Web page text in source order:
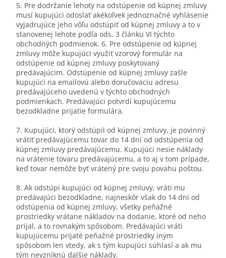
5. Pre dodržanie lehoty na odstúpenie od kúpnej zmluvy
musí kupujúci odoslať akékoľvek jednoznačné vyhlásenie
vyjadrujúce jeho vôľu odstúpiť od kúpnej zmluvy a to v
stanovenej lehote podľa ods. 3 článku VI týchto
obchodných podmienok. 6. Pre odstúpenie od kúpnej
zmluvy môže kupujúci využiť vzorový formulár na
odstúpenie od kúpnej zmluvy poskytovaný
predávajúcim. Odstúpenie od kúpnej zmluvy zašle
kupujúci na emailovú alebo doručovaciu adresu
predávajúceho uvedenú v týchto obchodných
podmienkach. Predávajúci potvrdí kupujúcemu
bezodkladne prijatie formulára.
7. Kupujúci, ktorý odstúpil od kúpnej zmluvy, je povinný
vrátiť predávajúcemu tovar do 14 dní od odstúpenia od
kúpnej zmluvy predávajúcemu. Kupujúci nesie náklady
na vrátenie tovaru predávajúcemu, a to aj v tom prípade,
keď tovar nemôže byť vrátený pre svoju povahu poštou.
8. Ak odstúpi kupujúci od kúpnej zmluvy, vráti mu
predávajúci bezodkladne, najneskôr však do 14 dní od
odstúpenia od kúpnej zmluvy, všetky peňažné
prostriedky vrátane nákladov na dodanie, ktoré od neho
prijal, a to rovnakým spôsobom. Predávajúci vráti
kupujúcemu prijaté peňažné prostriedky iným
spôsobom len vtedy, ak s tým kupujúci súhlasí a ak mu
tým nevzniknú ďalšie náklady.